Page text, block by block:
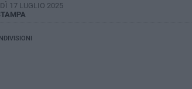
17 LUGLIO 2025